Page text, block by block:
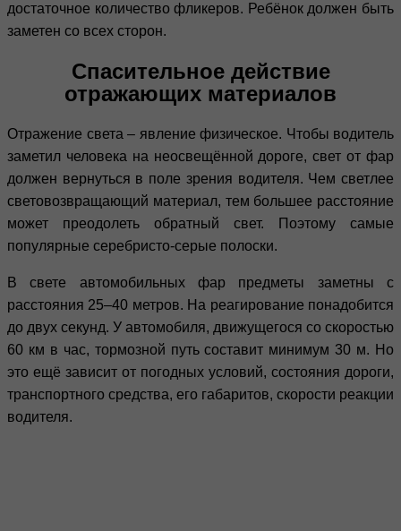
достаточное количество фликеров. Ребёнок должен быть
заметен со всех сторон.
Спасительное действие
отражающих материалов
Отражение света – явление физическое. Чтобы водитель
заметил человека на неосвещённой дороге, свет от фар
должен вернуться в поле зрения водителя. Чем светлее
световозвращающий материал, тем большее расстояние
может преодолеть обратный свет. Поэтому самые
популярные серебристо-серые полоски.
В свете автомобильных фар предметы заметны с
расстояния 25–40 метров. На реагирование понадобится
до двух секунд. У автомобиля, движущегося со скоростью
60 км в час, тормозной путь составит минимум 30 м. Но
это ещё зависит от погодных условий, состояния дороги,
транспортного средства, его габаритов, скорости реакции
водителя.